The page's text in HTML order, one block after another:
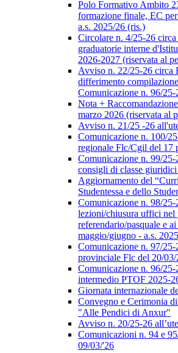
Polo Formativo Ambito
formazione finale, EC
a.s. 2025/26 (ris.)
Circolare n. 4/25-26
graduatorie interne
2026-2027 (riservata al
Avviso n. 22/25-26 circa
differimento
Comunicazione n. 96/
Nota +
marzo 2026 (riservata al
Avviso n. 21/25 -26
Comunicazione n. 100/
regionale Flc/Cgil del 17
Comunicazione n. 99/
consigli di classe
Aggiornamento del
Studentessa e dello
Comunicazione n. 98/25-
lezioni/chiusura uffici nel
referendario/pasquale e
maggio/giugno - a.s.
Comunicazione n. 97/25-
provinciale Flc del 20/03/
Comunicazione n. 96/
intermedio PTOF 2025-
Giornata internazionale
Convegno e Cerimonia
"Alle Pendici di Anxur"
Avviso n. 20/25-26
Comunicazioni n. 94 e
09/03/'26